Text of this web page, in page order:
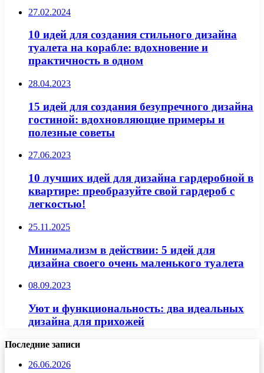
27.02.2024
10 идей для создания стильного дизайна
туалета на корабле: вдохновение и
практичность в одном
28.04.2023
15 идей для создания безупречного дизайна
гостиной: вдохновляющие примеры и
полезные советы
27.06.2023
10 лучших идей для дизайна гардеробной в
квартире: преобразуйте свой гардероб с
легкостью!
25.11.2025
Минимализм в действии: 5 идей для
дизайна своего очень маленького туалета
08.09.2023
Уют и функциональность: два идеальных
дизайна для прихожей
Последние записи
26.06.2026